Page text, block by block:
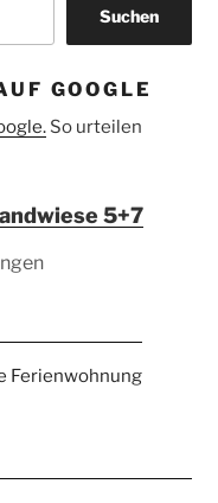
Suchen
GOOGLE
So urteilen
5+7
Ferienwohnung